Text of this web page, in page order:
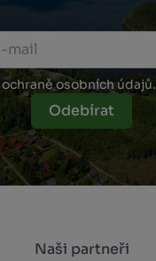
ochraně osobních údajů.
Odebírat
Naši partneři